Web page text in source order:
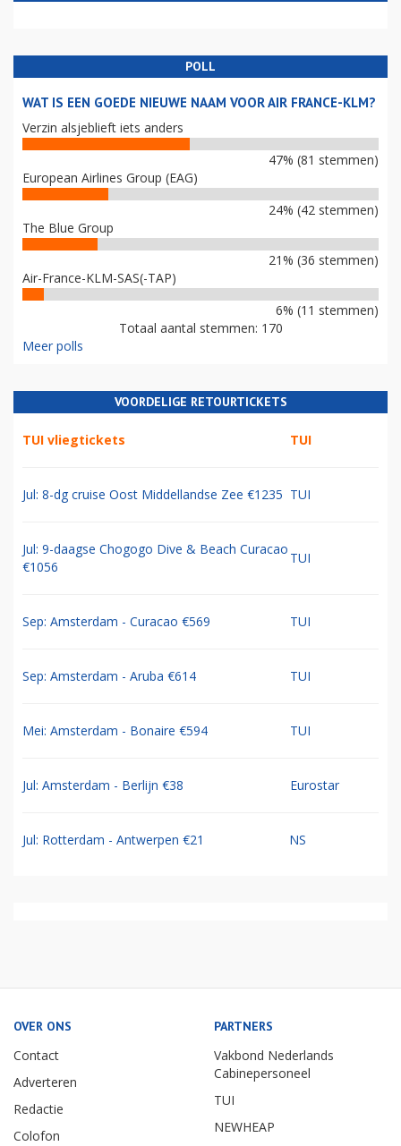
POLL
WAT IS EEN GOEDE NIEUWE NAAM VOOR AIR FRANCE-KLM?
Verzin alsjeblieft iets anders
47% (81 stemmen)
European Airlines Group (EAG)
24% (42 stemmen)
The Blue Group
21% (36 stemmen)
Air-France-KLM-SAS(-TAP)
6% (11 stemmen)
Totaal aantal stemmen: 170
Meer polls
VOORDELIGE RETOURTICKETS
TUI vliegtickets TUI
Jul: 8-dg cruise Oost Middellandse Zee €1235 TUI
Jul: 9-daagse Chogogo Dive & Beach Curacao
€1056
TUI
Sep: Amsterdam - Curacao €569 TUI
Sep: Amsterdam - Aruba €614 TUI
Mei: Amsterdam - Bonaire €594 TUI
Jul: Amsterdam - Berlijn €38 Eurostar
Jul: Rotterdam - Antwerpen €21 NS
OVER ONS
Contact
Adverteren
Redactie
Colofon
PARTNERS
Vakbond Nederlands
Cabinepersoneel
TUI
NEWHEAP